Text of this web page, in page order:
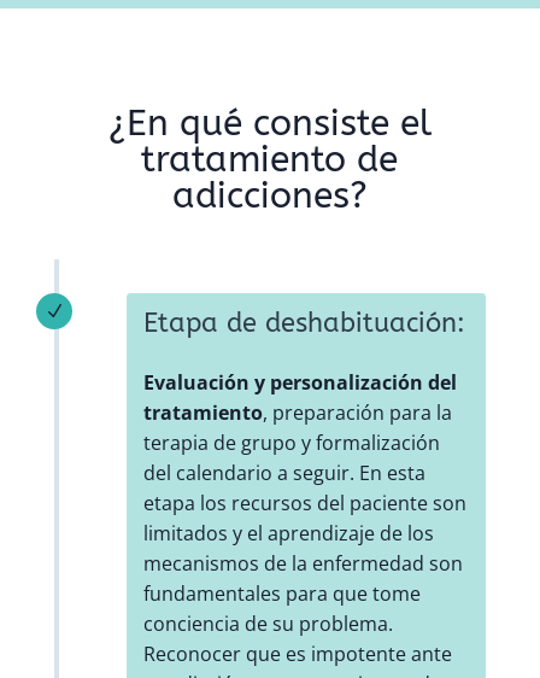
¿En qué consiste el
tratamiento de
adicciones?
N Etapa de deshabituación:
Evaluación y personalización del
tratamiento, preparación para la
terapia de grupo y formalización
del calendario a seguir. En esta
etapa los recursos del paciente son
limitados y el aprendizaje de los
mecanismos de la enfermedad son
fundamentales para que tome
conciencia de su problema.
Reconocer que es impotente ante